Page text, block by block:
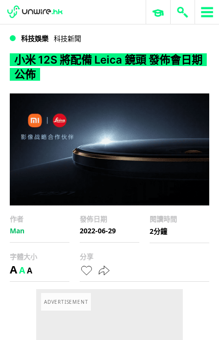
小米 12S 將配備 Leica 鏡頭 發佈會日期公佈
WWDC 2026 ERP 與商業 AI
科技娛樂 科技新聞
小米 12S 將配備 Leica 鏡頭 發佈會日期
公佈
作者
Man
發佈日期
2022-06-29
閱讀時間
2分鐘
字體大小
AAA
分享
ADVERTISEMENT